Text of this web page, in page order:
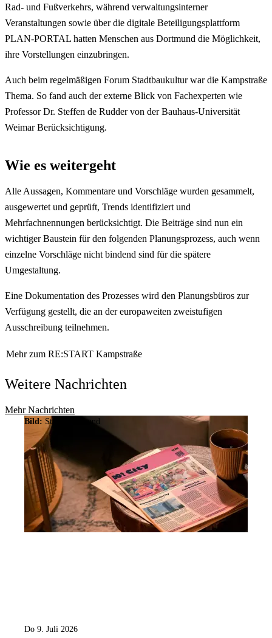
Rad- und Fußverkehrs, während verwaltungsinterner
Veranstaltungen sowie über die digitale Beteiligungsplattform
PLAN-PORTAL hatten Menschen aus Dortmund die Möglichkeit,
ihre Vorstellungen einzubringen.
Auch beim regelmäßigen Forum Stadtbaukultur war die Kampstraße
Thema. So fand auch der externe Blick von Fachexperten wie
Professor Dr. Steffen de Rudder von der Bauhaus-Universität
Weimar Berücksichtigung.
Wie es weitergeht
Alle Aussagen, Kommentare und Vorschläge wurden gesammelt,
ausgewertet und geprüft, Trends identifiziert und
Mehrfachnennungen berücksichtigt. Die Beiträge sind nun ein
wichtiger Baustein für den folgenden Planungsprozess, auch wenn
einzelne Vorschläge nicht bindend sind für die spätere
Umgestaltung.
Eine Dokumentation des Prozesses wird den Planungsbüros zur
Verfügung gestellt, die an der europaweiten zweistufigen
Ausschreibung teilnehmen.
Mehr zum RE:START Kampstraße
Weitere Nachrichten
Mehr Nachrichten
Bild: Stadt Dortmund
Do 9. Juli 2026